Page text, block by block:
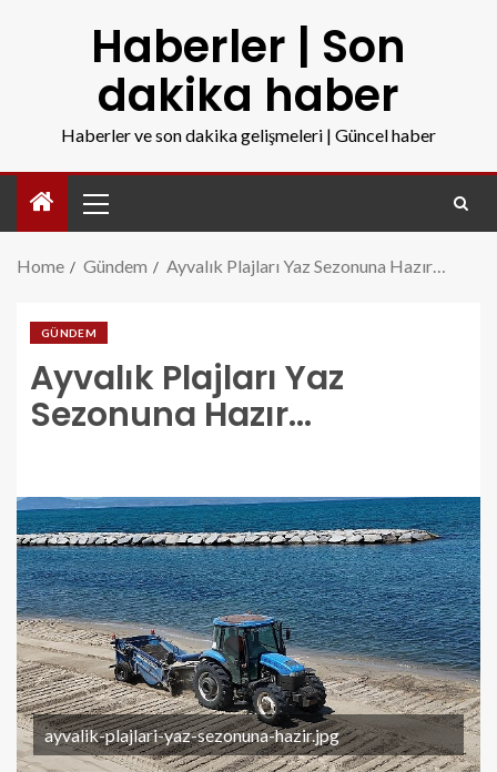
Haberler | Son
dakika haber
Haberler ve son dakika gelişmeleri | Güncel haber
Home Gündem Ayvalık Plajları Yaz Sezonuna Hazır…
GÜNDEM
Ayvalık Plajları Yaz
Sezonuna Hazır…
ayvalik-plajlari-yaz-sezonuna-hazir.jpg